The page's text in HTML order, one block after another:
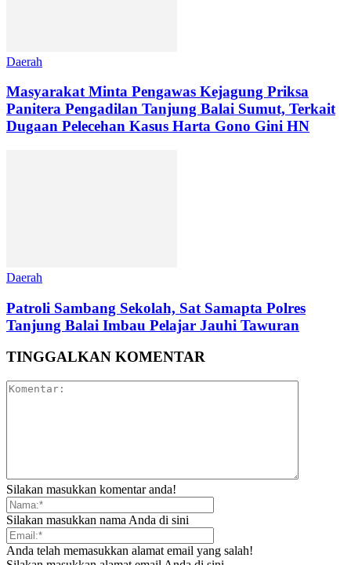
Daerah
Masyarakat Minta Pengawas Kejagung Priksa
Panitera Pengadilan Tanjung Balai Sumut, Terkait
Dugaan Pelecehan Kasus Harta Gono Gini HN
Daerah
Patroli Sambang Sekolah, Sat Samapta Polres
Tanjung Balai Imbau Pelajar Jauhi Tawuran
TINGGALKAN KOMENTAR
Silakan masukkan komentar anda!
Silakan masukkan nama Anda di sini
Anda telah memasukkan alamat email yang salah!